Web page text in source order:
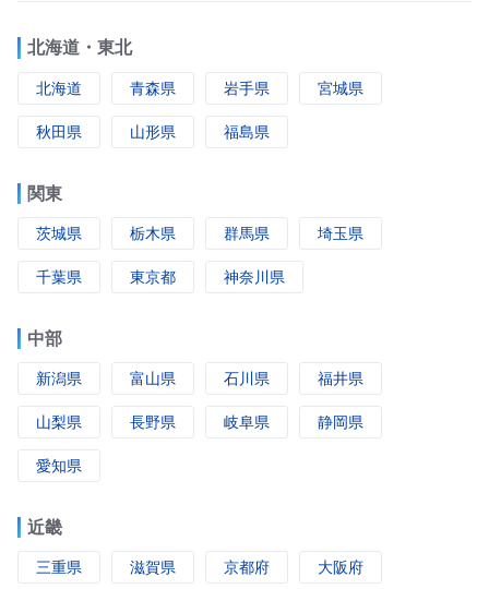
北海道・東北
北海道 青森県 岩手県 宮城県
秋田県 山形県 福島県
関東
茨城県 栃木県 群馬県 埼玉県
千葉県 東京都 神奈川県
中部
新潟県 富山県 石川県 福井県
山梨県 長野県 岐阜県 静岡県
愛知県
近畿
三重県 滋賀県 京都府 大阪府